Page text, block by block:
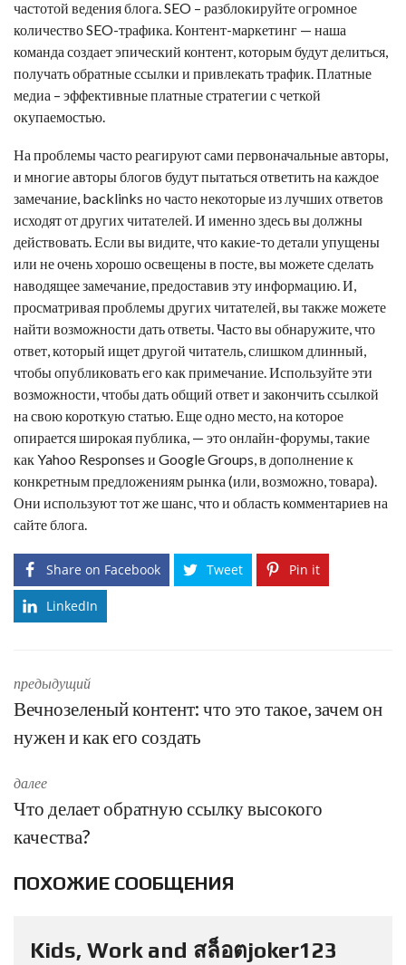
частотой ведения блога. SEO – разблокируйте огромное
количество SEO-трафика. Контент-маркетинг — наша
команда создает эпический контент, которым будут делиться,
получатьобратные ссылки и привлекать трафик. Платные
медиа – эффективные платные стратегии с четкой
окупаемостью.
На проблемы часто реагируют сами первоначальные авторы,
и многие авторы блогов будут пытаться ответить на каждое
замечание, backlinks но часто некоторые из лучших ответов
исходят от других читателей. И именно здесь вы должны
действовать. Если вы видите, что какие-то детали упущены
или не очень хорошо освещены в посте, вы можете сделать
наводящее замечание, предоставив эту информацию. И,
просматривая проблемы других читателей, вы также можете
найти возможности дать ответы. Часто вы обнаружите, что
ответ, который ищет другой читатель, слишком длинный,
чтобы опубликовать его как примечание. Используйте эти
возможности, чтобы дать общий ответ и закончить ссылкой
на свою короткую статью. Еще одно место, на которое
опирается широкая публика, — это онлайн-форумы, такие
как Yahoo Responses и Google Groups, в дополнение к
конкретным предложениям рынка (или, возможно, товара).
Они используют тот же шанс, что и область комментариев на
сайте блога.
Share on Facebook Tweet Pin it
LinkedIn
предыдущий
Вечнозеленый контент: что это такое, зачем он
нужен и как его создать
далее
Что делает обратную ссылку высокого
качества?
ПОХОЖИЕ СООБЩЕНИЯ
Kids, Work and สล็อตjoker123